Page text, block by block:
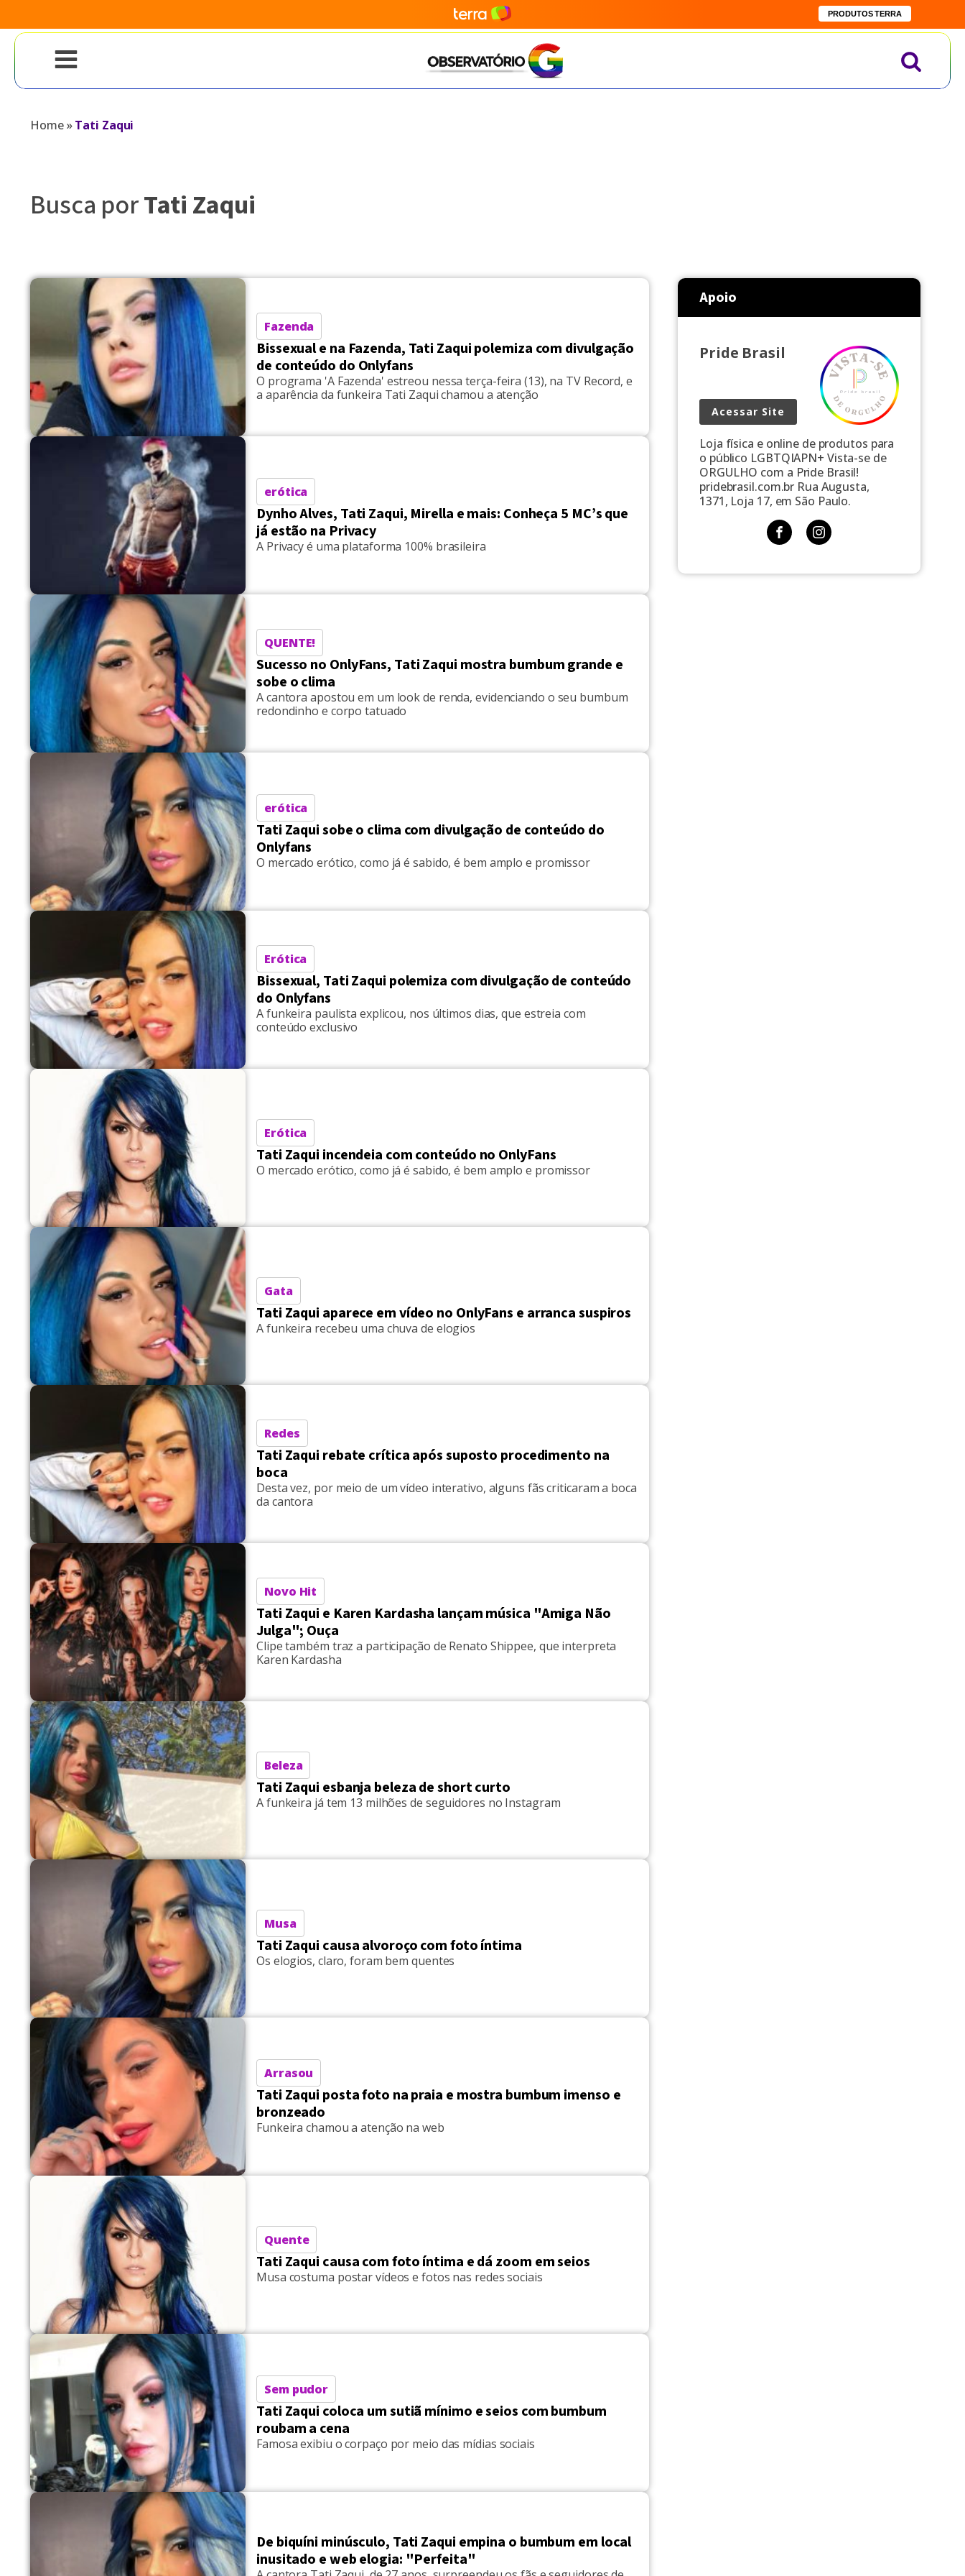
PRODUTOS TERRA
Home»Tati Zaqui
Busca porTati Zaqui
Fazenda
Bissexual e na Fazenda, Tati Zaqui polemiza com divulgação
de conteúdo do Onlyfans
O programa 'A Fazenda' estreou nessa terça-feira (13), na TV Record, e
a aparência da funkeira Tati Zaqui chamou a atenção
erótica
Dynho Alves, Tati Zaqui, Mirella e mais: Conheça 5 MC’s que
já estão na Privacy
A Privacy é uma plataforma 100% brasileira
QUENTE!
Sucesso no OnlyFans, Tati Zaqui mostra bumbum grande e
sobe o clima
A cantora apostou em um look de renda, evidenciando o seu bumbum
redondinho e corpo tatuado
erótica
Tati Zaqui sobe o clima com divulgação de conteúdo do
Onlyfans
O mercado erótico, como já é sabido, é bem amplo e promissor
Erótica
Bissexual, Tati Zaqui polemiza com divulgação de conteúdo
do Onlyfans
A funkeira paulista explicou, nos últimos dias, que estreia com
conteúdo exclusivo
Erótica
Tati Zaqui incendeia com conteúdo no OnlyFans
O mercado erótico, como já é sabido, é bem amplo e promissor
Gata
Tati Zaqui aparece em vídeo no OnlyFans e arranca suspiros
A funkeira recebeu uma chuva de elogios
Redes
Tati Zaqui rebate crítica após suposto procedimento na
boca
Desta vez, por meio de um vídeo interativo, alguns fãs criticaram a boca
da cantora
Novo Hit
Tati Zaqui e Karen Kardasha lançam música "Amiga Não
Julga"; Ouça
Clipe também traz a participação de Renato Shippee, que interpreta
Karen Kardasha
Beleza
Tati Zaqui esbanja beleza de short curto
A funkeira já tem 13 milhões de seguidores no Instagram
Musa
Tati Zaqui causa alvoroço com foto íntima
Os elogios, claro, foram bem quentes
Arrasou
Tati Zaqui posta foto na praia e mostra bumbum imenso e
bronzeado
Funkeira chamou a atenção na web
Quente
Tati Zaqui causa com foto íntima e dá zoom em seios
Musa costuma postar vídeos e fotos nas redes sociais
Sem pudor
Tati Zaqui coloca um sutiã mínimo e seios com bumbum
roubam a cena
Famosa exibiu o corpaço por meio das mídias sociais
De biquíni minúsculo, Tati Zaqui empina o bumbum em local
inusitado e web elogia: "Perfeita"
Apoio
Pride Brasil
Acessar Site
Loja física e online de produtos para
o público LGBTQIAPN+ Vista-se de
ORGULHO com a Pride Brasil!
pridebrasil.com.br Rua Augusta,
1371, Loja 17, em São Paulo.